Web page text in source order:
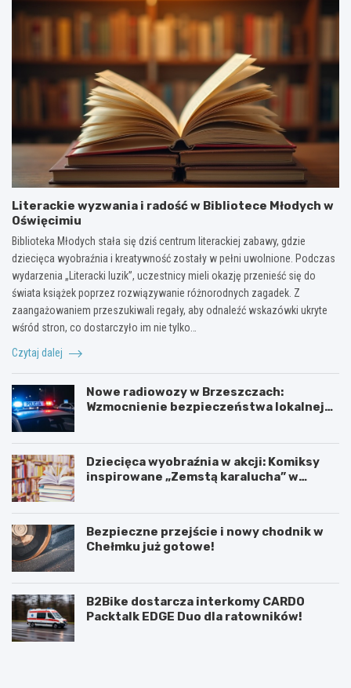
Literackie wyzwania i radość w Bibliotece Młodych w
Oświęcimiu
Biblioteka Młodych stała się dziś centrum literackiej zabawy, gdzie
dziecięca wyobraźnia i kreatywność zostały w pełni uwolnione. Podczas
wydarzenia „Literacki luzik”, uczestnicy mieli okazję przenieść się do
świata książek poprzez rozwiązywanie różnorodnych zagadek. Z
zaangażowaniem przeszukiwali regały, aby odnaleźć wskazówki ukryte
wśród stron, co dostarczyło im nie tylko…
Czytaj dalej
Nowe radiowozy w Brzeszczach:
Wzmocnienie bezpieczeństwa lokalnej
Dziecięca wyobraźnia w akcji: Komiksy
inspirowane „Zemstą karalucha” w
Bezpieczne przejście i nowy chodnik w
Chełmku już gotowe!
B2Bike dostarcza interkomy CARDO
Packtalk EDGE Duo dla ratowników!
U
6